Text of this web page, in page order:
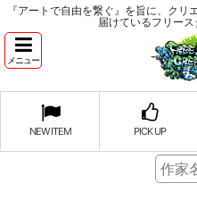
『アートで自由を繋ぐ』を旨に、ク
届けているフリー
メニュー
NEW ITEM PICK UP